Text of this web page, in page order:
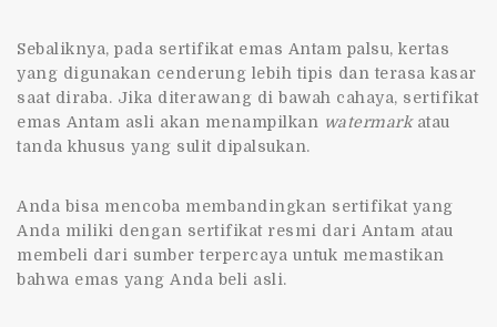
Sebaliknya, pada sertifikat emas Antam palsu, kertas
yang digunakan cenderung lebih tipis dan terasa kasar
saat diraba. Jika diterawang di bawah cahaya, sertifikat
emas Antam asli akan menampilkan watermarkatau
tanda khusus yang sulit dipalsukan.
Anda bisa mencoba membandingkan sertifikat yang
Anda miliki dengan sertifikat resmi dari Antam atau
membeli dari sumber terpercaya untuk memastikan
bahwa emas yang Anda beli asli.